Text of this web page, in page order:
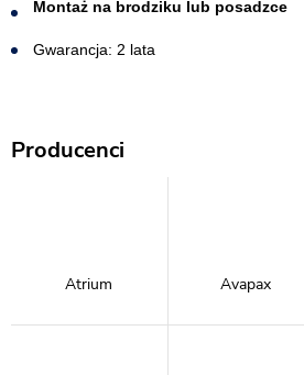
Montaż na brodziku lub posadzce
Gwarancja: 2 lata
Producenci
Atrium Avapax